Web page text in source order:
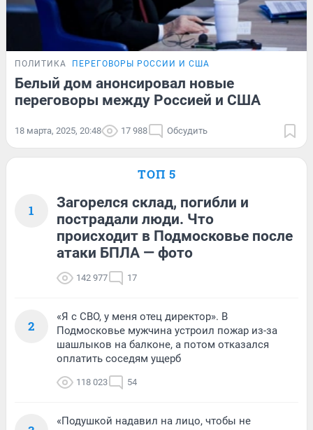
ПОЛИТИКА ПЕРЕГОВОРЫ РОССИИ И США
Белый дом анонсировал новые
переговоры между Россией и США
18 марта, 2025, 20:48 17 988 Обсудить
ТОП 5
1
Загорелся склад, погибли и
пострадали люди. Что
происходит в Подмосковье после
атаки БПЛА — фото
142 977 17
2
«Я с СВО, у меня отец директор». В
Подмосковье мужчина устроил пожар из-за
шашлыков на балконе, а потом отказался
оплатить соседям ущерб
118 023 54
«Подушкой надавил на лицо, чтобы не